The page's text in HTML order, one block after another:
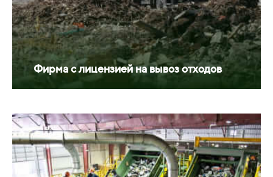
Фирма с лицензией на вывоз отходов